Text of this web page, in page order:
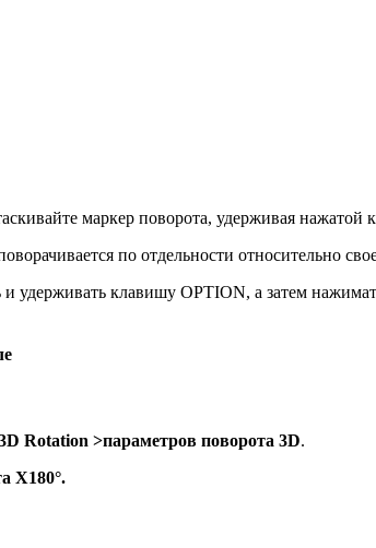
маркер поворота, удерживая нажатой
по отдельности относительно
удерживать клавишу OPTION, а затем
Rotation >параметров поворота 3D.
X180°.